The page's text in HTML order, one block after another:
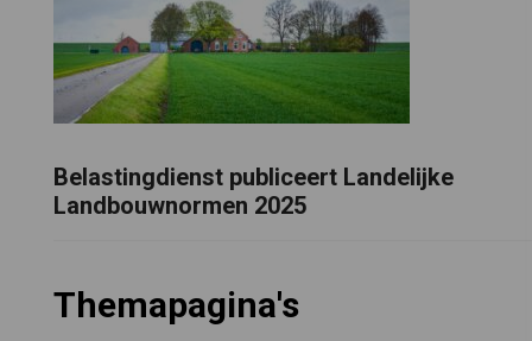
Belastingdienst publiceert Landelijke
Landbouwnormen 2025
Themapagina's